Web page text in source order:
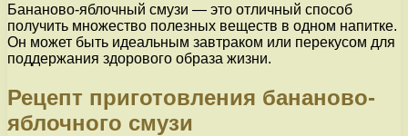
Бананово-яблочный смузи — это отличный способ
получить множество полезных веществ в одном напитке.
Он может быть идеальным завтраком или перекусом для
поддержания здорового образа жизни.
Рецепт приготовления бананово-
яблочного смузи